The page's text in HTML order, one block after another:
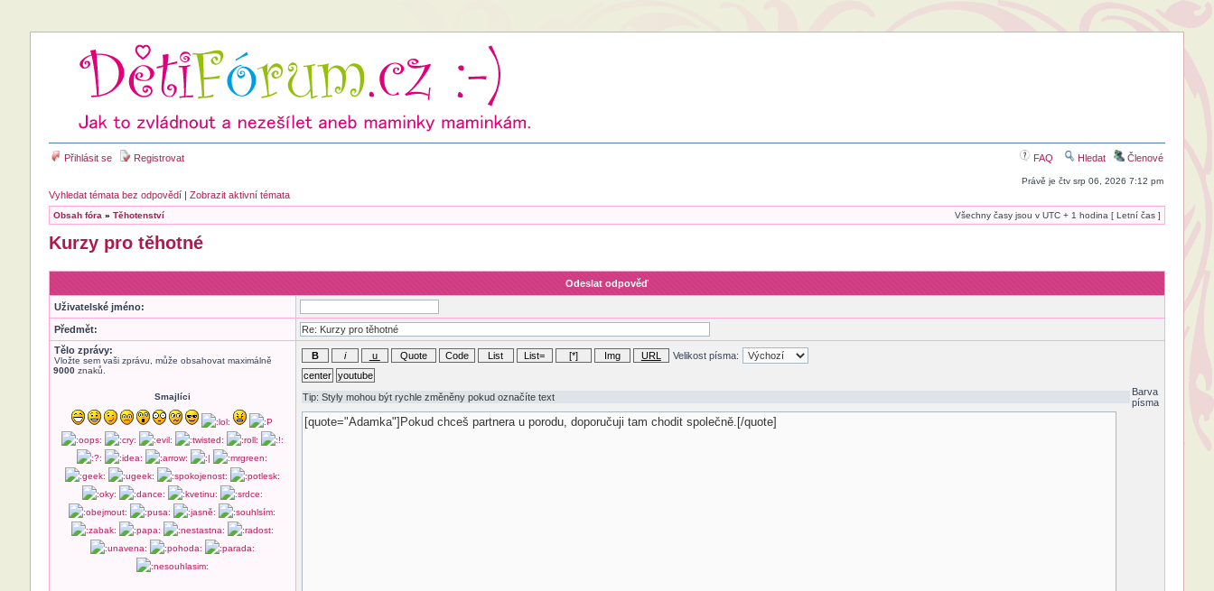
Přihlásit se Registrovat FAQ Hledat Členové
Právě je čtv srp 06, 2026 7:12 pm
Vyhledat témata bez odpovědí| Zobrazit aktivní témata
Obsah fóra » Těhotenství Všechny časy jsou v UTC + 1 hodina [ Letní čas ]
Kurzy pro těhotné
Odeslat odpověď
Uživatelské jméno:
Předmět:
Tělo zprávy:
Vložte sem vaši zprávu, může obsahovat maximálně
9000znaků.
Smajlíci
Velikost písma:
Barva
písma